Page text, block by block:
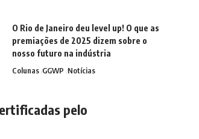
O Rio de Janeiro deu level up! O que as
premiações de 2025 dizem sobre o
nosso futuro na indústria
Colunas GGWP Notícias
pelo